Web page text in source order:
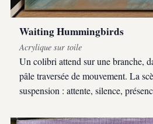
Waiting Hummingbirds
Acrylique sur toile
Un colibri attend sur une branche,
pâle traversée de mouvement. La
suspension : attente, silence,